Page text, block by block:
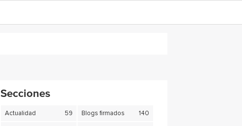
Secciones
Actualidad 59 Blogs firmados 140